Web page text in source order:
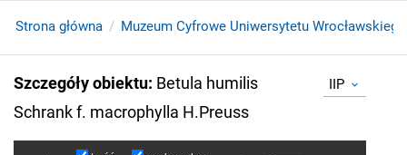
Strona główna Muzeum Cyfrowe Uniwersytetu Wrocławskiego
Szczegóły obiektu: Betula humilis
Schrank f. macrophylla H.Preuss
IIP